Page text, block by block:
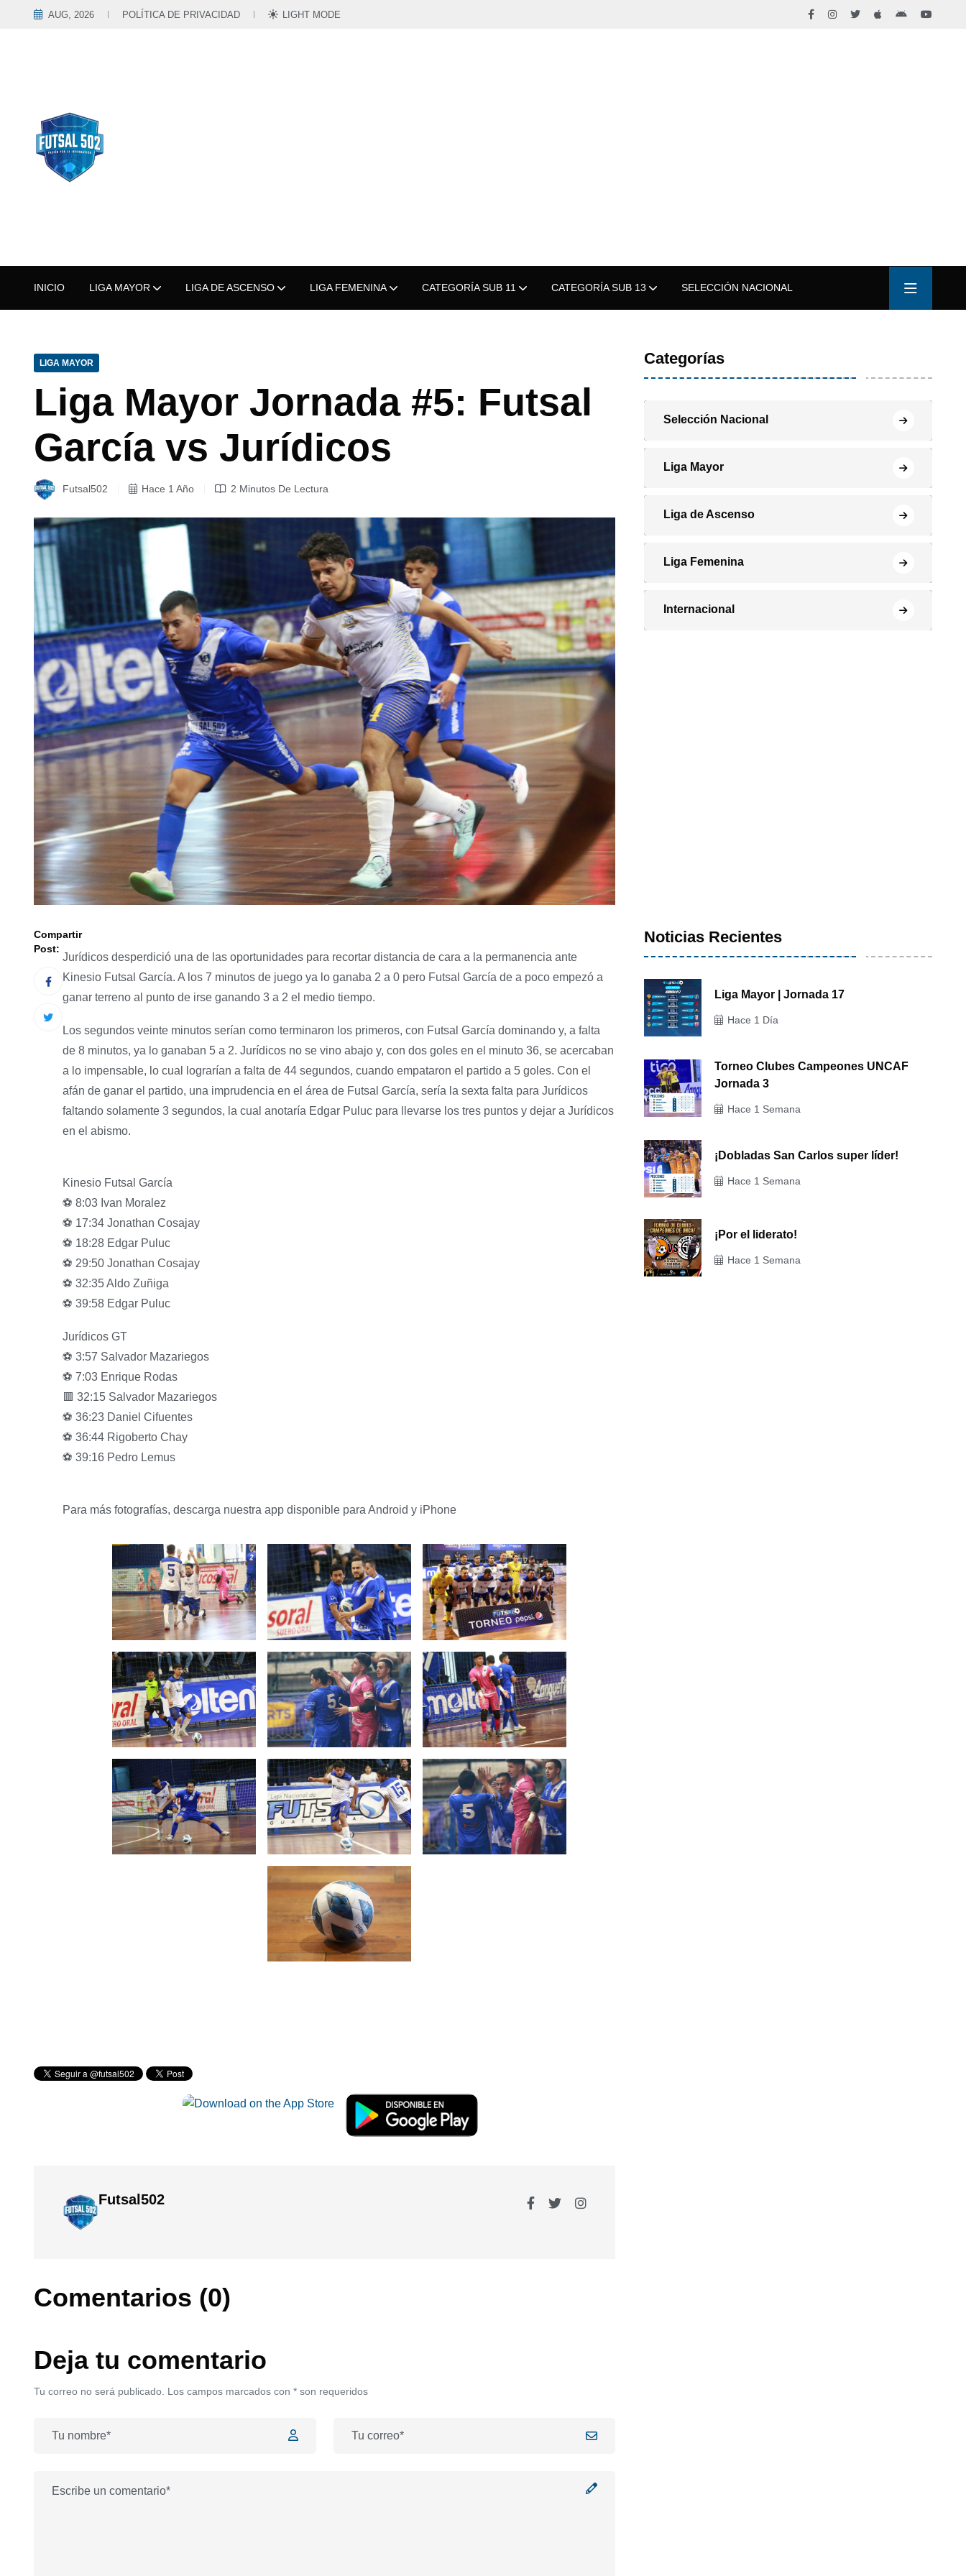
AUG, 2026 POLÍTICA DE PRIVACIDAD LIGHT MODE
INICIO LIGA MAYOR LIGA DE ASCENSO LIGA FEMENINA CATEGORÍA SUB 11 CATEGORÍA SUB 13 SELECCIÓN NACIONAL
LIGA MAYOR
Liga Mayor Jornada #5: Futsal
García vs Jurídicos
Futsal502 Hace 1 Año 2 Minutos De Lectura
Compartir
Post:
Jurídicos desperdició una de las oportunidades para recortar distancia de cara a la permanencia ante
Kinesio Futsal García. A los 7 minutos de juego ya lo ganaba 2 a 0 pero Futsal García de a poco empezó a
ganar terreno al punto de irse ganando 3 a 2 el medio tiempo.
Los segundos veinte minutos serían como terminaron los primeros, con Futsal García dominando y, a falta
de 8 minutos, ya lo ganaban 5 a 2. Jurídicos no se vino abajo y, con dos goles en el minuto 36, se acercaban
a lo impensable, lo cual lograrían a falta de 44 segundos, cuando empataron el partido a 5 goles. Con el
afán de ganar el partido, una imprudencia en el área de Futsal García, sería la sexta falta para Jurídicos
faltando solamente 3 segundos, la cual anotaría Edgar Puluc para llevarse los tres puntos y dejar a Jurídicos
en el abismo.
Kinesio Futsal García
⚽️ 8:03 Ivan Moralez
⚽️ 17:34 Jonathan Cosajay
⚽️ 18:28 Edgar Puluc
⚽️ 29:50 Jonathan Cosajay
⚽️ 32:35 Aldo Zuñiga
⚽️ 39:58 Edgar Puluc
Jurídicos GT
⚽️ 3:57 Salvador Mazariegos
⚽️ 7:03 Enrique Rodas
🟥 32:15 Salvador Mazariegos
⚽️ 36:23 Daniel Cifuentes
⚽️ 36:44 Rigoberto Chay
⚽️ 39:16 Pedro Lemus
Para más fotografías, descarga nuestra app disponible para Android y iPhone
Futsal502
Comentarios (0)
Deja tu comentario
Tu correo no será publicado. Los campos marcados con * son requeridos
Categorías
Selección Nacional
Liga Mayor
Liga de Ascenso
Liga Femenina
Internacional
Noticias Recientes
Liga Mayor | Jornada 17
Hace 1 Día
Torneo Clubes Campeones UNCAF
Jornada 3
Hace 1 Semana
¡Dobladas San Carlos super líder!
Hace 1 Semana
¡Por el liderato!
Hace 1 Semana